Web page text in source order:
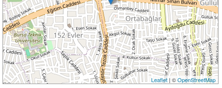
Leaflet| ©OpenStreetMap